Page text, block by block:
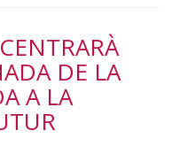
DE LA
A LA